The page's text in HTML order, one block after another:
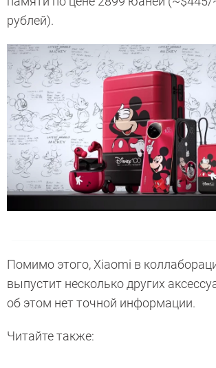
рублей).
Помимо этого, Xiaomi в
выпустит несколько других
об этом нет точной информации.
Читайте также: